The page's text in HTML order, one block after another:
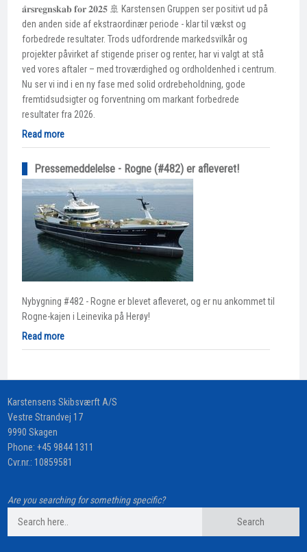
𝐚̊𝐫𝐬𝐫𝐞𝐠𝐧𝐬𝐤𝐚𝐛 𝐟𝐨𝐫 𝟐𝟎𝟐𝟓 🚢 Karstensen Gruppen ser positivt ud på
den anden side af ekstraordinær periode - klar til vækst og
forbedrede resultater. Trods udfordrende markedsvilkår og
projekter påvirket af stigende priser og renter, har vi valgt at stå
ved vores aftaler – med troværdighed og ordholdenhed i centrum.
Nu ser vi ind i en ny fase med solid ordrebeholdning, gode
fremtidsudsigter og forventning om markant forbedrede
resultater fra 2026.
Read more
Pressemeddelelse - Rogne (#482) er afleveret!
Nybygning #482 - Rogne er blevet afleveret, og er nu ankommet til
Rogne-kajen i Leinevika på Herøy!
Read more
​Karstensens Skibsværft A/S
Vestre Strandvej 17
9990 Skagen
Phone: +45 9844 1311
Cvr.nr.: 10859581
Are you searching for something specific?